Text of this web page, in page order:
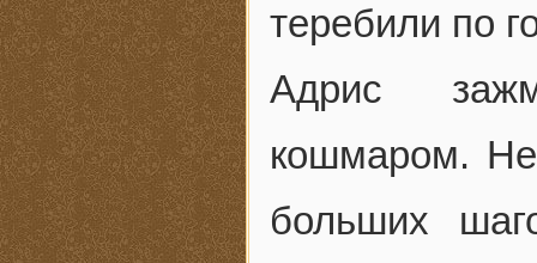
теребили по
Адрис
кошмаром. Не
больших